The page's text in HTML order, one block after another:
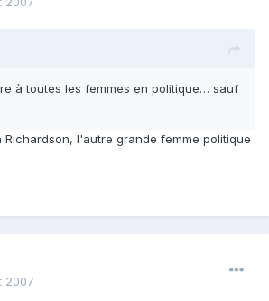
à toutes les femmes en politique… sauf
Richardson, l'autre grande femme politique
2007